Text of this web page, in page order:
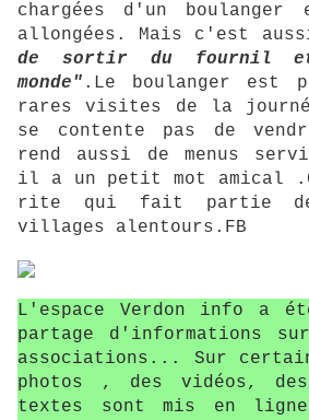
chargées d'un boulanger
allongées. Mais c'est
de sortir du fournil
monde" .Le boulanger est
rares visites de la
se contente pas de
rend aussi de menus
il a un petit mot amical
rite qui fait partie
villages alentours.FB
L'espace Verdon info a
partage d'informations sur
associations... Sur
photos , des vidéos,
textes sont mis en